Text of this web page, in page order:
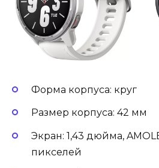
Форма корпуса: круг
Размер корпуса: 42 мм
Экран: 1,43 дюйма,
пикселей